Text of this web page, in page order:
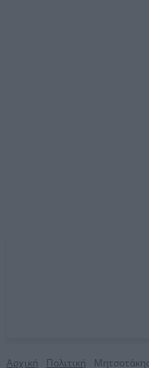
Αρχική Πολιτική